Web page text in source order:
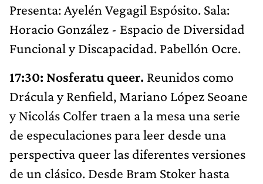
Presenta: Ayelén Vegagil Espósito. Sala:
Horacio González - Espacio de Diversidad
Funcional y Discapacidad. Pabellón Ocre.
17:30: Nosferatu queer. Reunidos como
Drácula y Renfield, Mariano López Seoane
y Nicolás Colfer traen a la mesa una serie
de especulaciones para leer desde una
perspectiva queer las diferentes versiones
de un clásico. Desde Bram Stoker hasta